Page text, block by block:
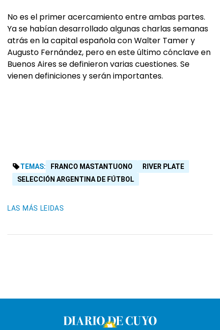
No es el primer acercamiento entre ambas partes.
Ya se habían desarrollado algunas charlas semanas
atrás en la capital española con Walter Tamer y
Augusto Fernández, pero en este último cónclave en
Buenos Aires se definieron varias cuestiones. Se
vienen definiciones y serán importantes.
TEMAS: FRANCO MASTANTUONO
RIVER PLATE
SELECCIÓN ARGENTINA DE FÚTBOL
LAS MÁS LEIDAS